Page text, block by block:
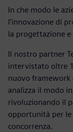
In che modo le
l’innovazione di
la progettazione
Il nostro partner
intervistato oltre
nuovo framework
analizza il modo
rivoluzionando il
opportunità per le
concorrenza.